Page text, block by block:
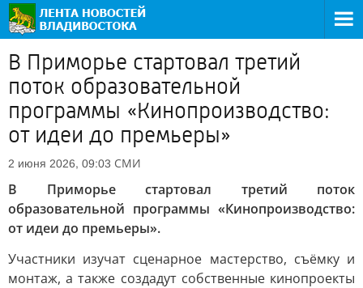
В Приморье стартовал третий
поток образовательной
программы «Кинопроизводство:
от идеи до премьеры»
2 июня 2026, 09:03 СМИ
В Приморье стартовал третий поток
образовательной программы «Кинопроизводство:
от идеи до премьеры».
Участники изучат сценарное мастерство, съёмку и
монтаж, а также создадут собственные кинопроекты